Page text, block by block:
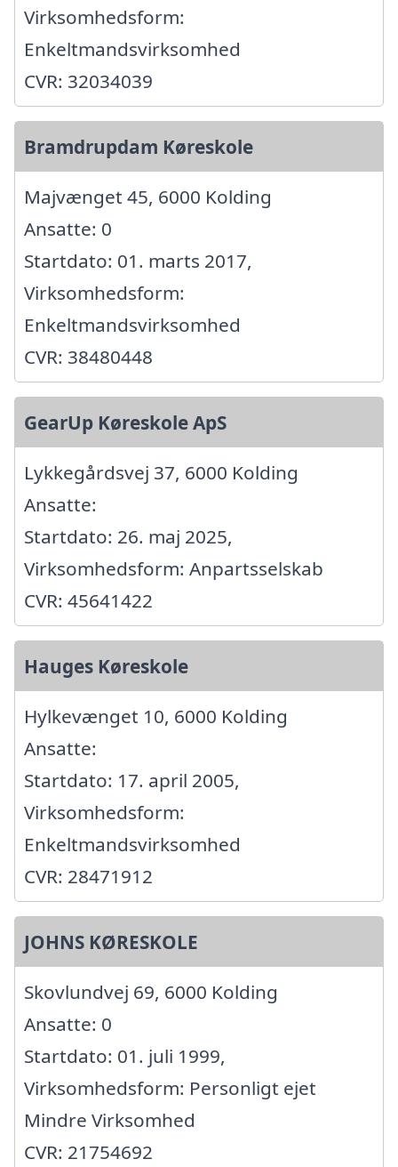
Virksomhedsform:
Enkeltmandsvirksomhed
CVR: 32034039
Bramdrupdam Køreskole
Majvænget 45, 6000 Kolding
Ansatte: 0
Startdato: 01. marts 2017,
Virksomhedsform:
Enkeltmandsvirksomhed
CVR: 38480448
GearUp Køreskole ApS
Lykkegårdsvej 37, 6000 Kolding
Ansatte:
Startdato: 26. maj 2025,
Virksomhedsform: Anpartsselskab
CVR: 45641422
Hauges Køreskole
Hylkevænget 10, 6000 Kolding
Ansatte:
Startdato: 17. april 2005,
Virksomhedsform:
Enkeltmandsvirksomhed
CVR: 28471912
JOHNS KØRESKOLE
Skovlundvej 69, 6000 Kolding
Ansatte: 0
Startdato: 01. juli 1999,
Virksomhedsform: Personligt ejet
Mindre Virksomhed
CVR: 21754692